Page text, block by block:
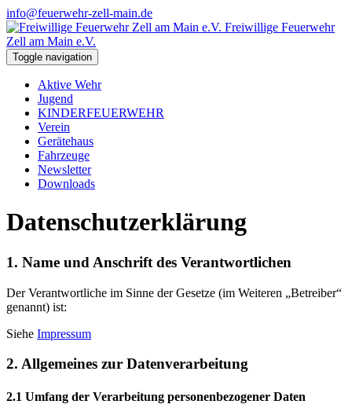
info@feuerwehr-zell-main.de
Freiwillige Feuerwehr
Zell am Main e.V.
Toggle navigation
Aktive Wehr
Jugend
KINDERFEUERWEHR
Verein
Gerätehaus
Fahrzeuge
Newsletter
Downloads
Datenschutzerklärung
1. Name und Anschrift des Verantwortlichen
Der Verantwortliche im Sinne der Gesetze (im Weiteren „Betreiber“
genannt) ist:
Siehe Impressum
2. Allgemeines zur Datenverarbeitung
2.1 Umfang der Verarbeitung personenbezogener Daten